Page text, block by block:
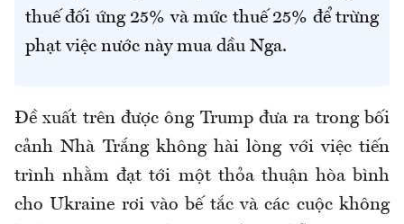
thuế đối ứng 25% và mức thuế 25% để trừng
phạt việc nước này mua dầu Nga.
Đề xuất trên được ông Trump đưa ra trong bối
cảnh Nhà Trắng không hài lòng với việc tiến
trình nhằm đạt tới một thỏa thuận hòa bình
cho Ukraine rơi vào bế tắc và các cuộc không